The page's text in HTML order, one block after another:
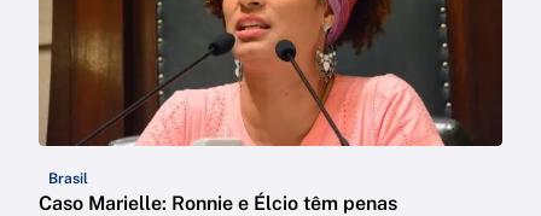
Brasil
Caso Marielle: Ronnie e Élcio têm penas